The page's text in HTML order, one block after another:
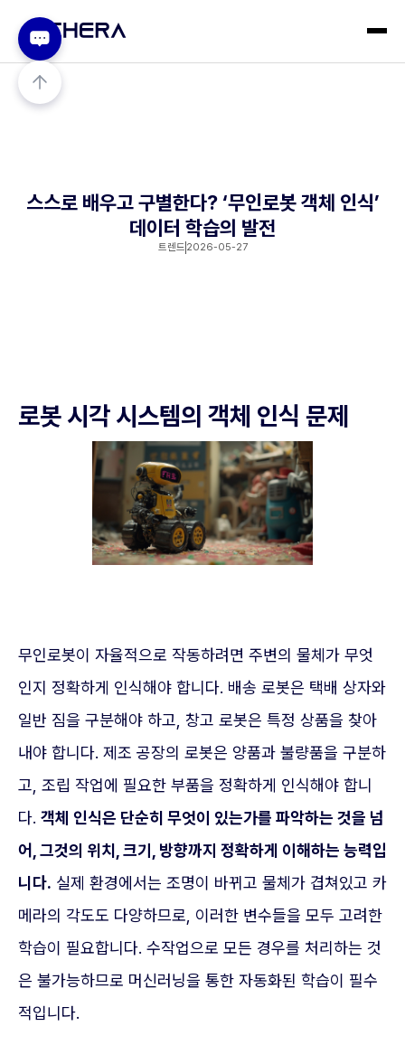
스스로 배우고 구별한다? ‘무인로봇 객체 인식’
데이터 학습의 발전
트렌드 2026-05-27
로봇 시각 시스템의 객체 인식 문제
무인로봇이 자율적으로 작동하려면 주변의 물체가 무엇
인지 정확하게 인식해야 합니다. 배송 로봇은 택배 상자와
일반 짐을 구분해야 하고, 창고 로봇은 특정 상품을 찾아
내야 합니다. 제조 공장의 로봇은 양품과 불량품을 구분하
고, 조립 작업에 필요한 부품을 정확하게 인식해야 합니
다. 객체 인식은 단순히 무엇이 있는가를 파악하는 것을 넘
어, 그것의 위치, 크기, 방향까지 정확하게 이해하는 능력입
니다. 실제 환경에서는 조명이 바뀌고 물체가 겹쳐있고 카
메라의 각도도 다양하므로, 이러한 변수들을 모두 고려한
학습이 필요합니다. 수작업으로 모든 경우를 처리하는 것
은 불가능하므로 머신러닝을 통한 자동화된 학습이 필수
적입니다.